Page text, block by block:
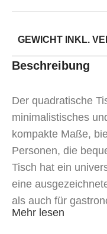
GEWICHT INKL.
Beschreibung
Der quadratische
minimalistisches
kompakte Maße,
Personen, die
Tisch hat ein
eine
als auch für
Mehr lesen